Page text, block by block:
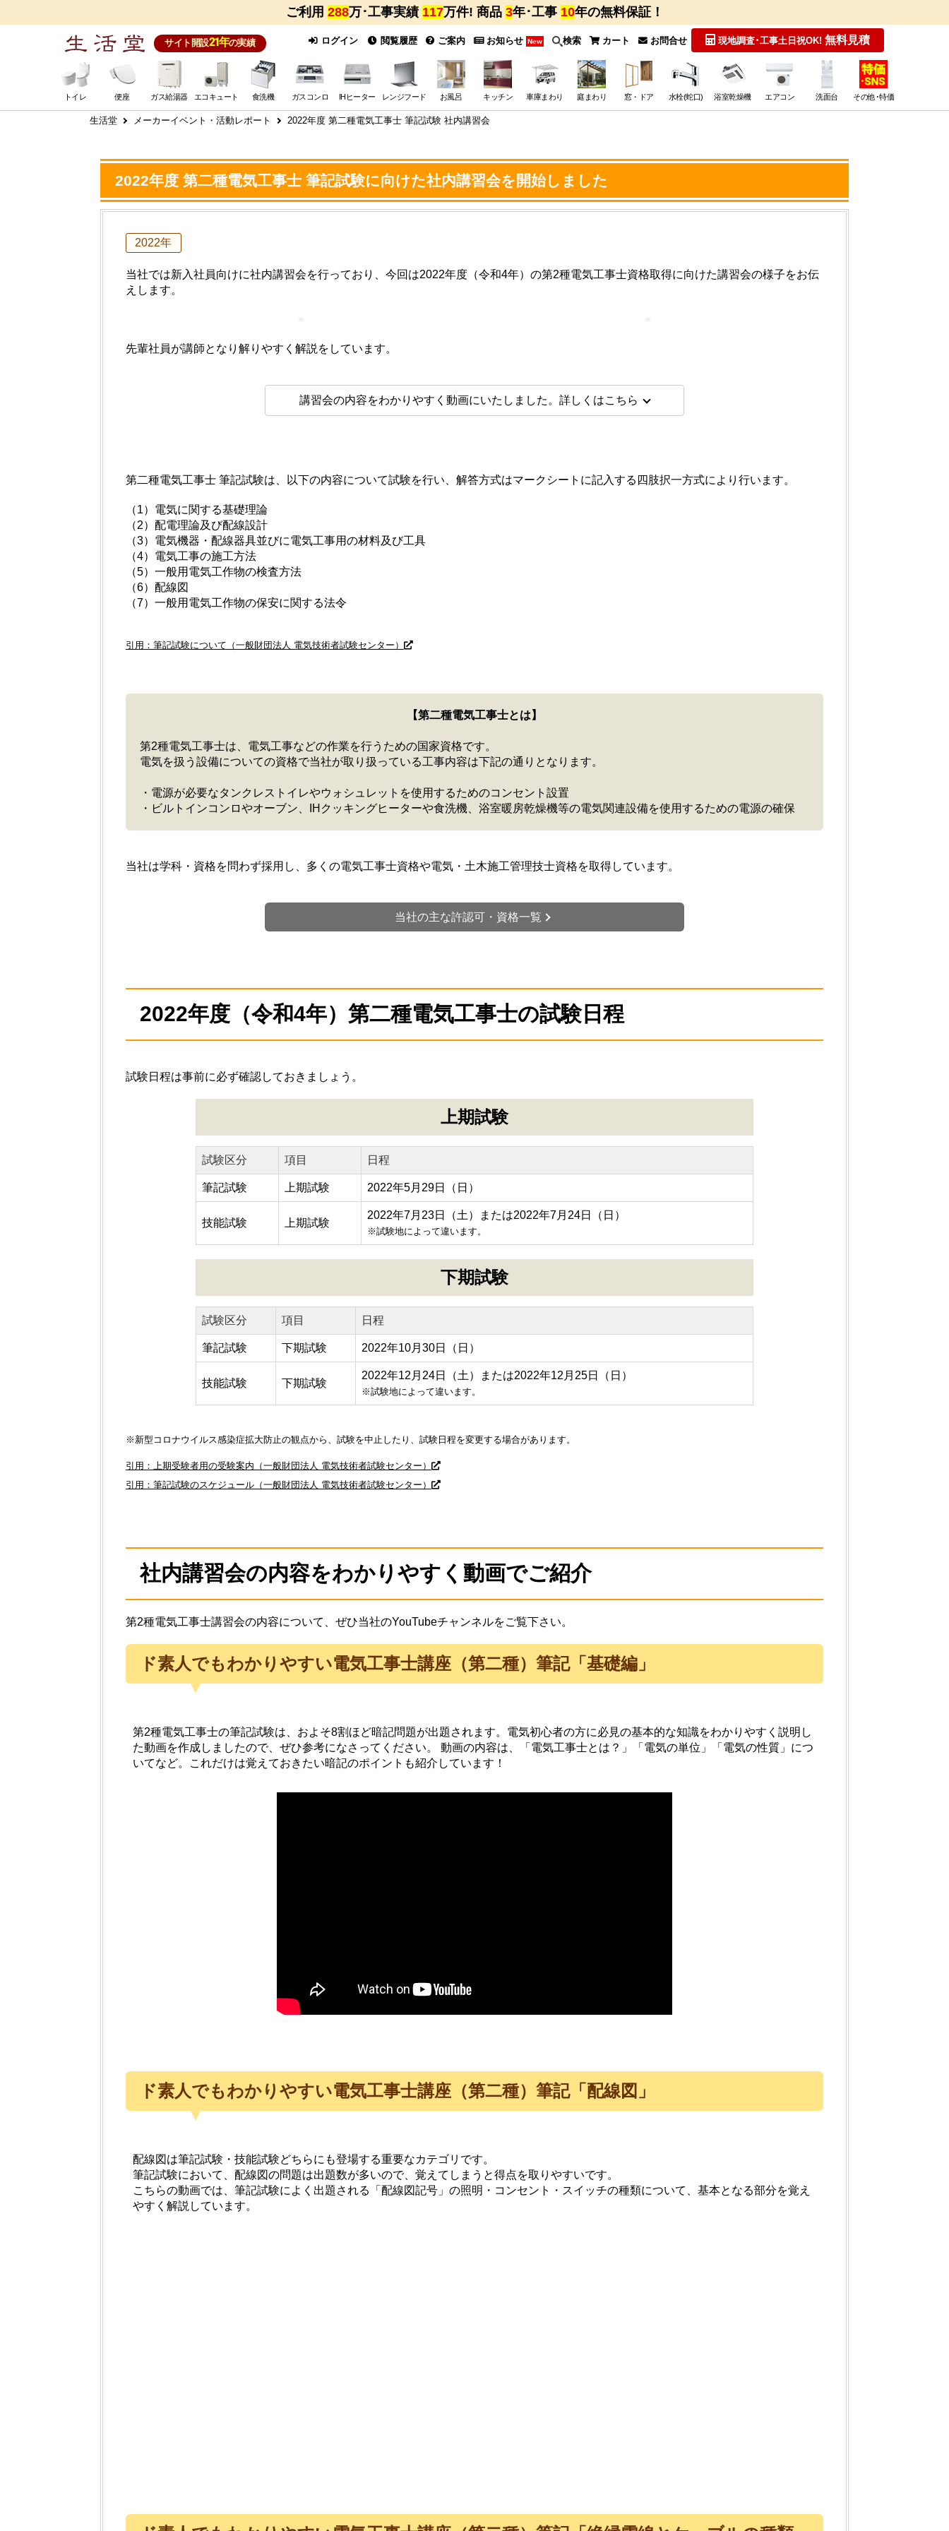
ご利用 288万･工事実績 117万件! 商品 3年･工事 10年の無料保証！
サイト開設21年の実績 ログイン 閲覧履歴 ご案内 お知らせ New 検索 カート お問合せ 現地調査･工事土日祝OK! 無料見積
トイレ 便座 ガス給湯器 エコキュート 食洗機 ガスコンロ IHヒーター レンジフード お風呂 キッチン 車庫まわり 庭まわり 窓・ドア 水栓(蛇口) 浴室乾燥機 エアコン 洗面台 その他･特価
生活堂 メーカーイベント・活動レポート 2022年度 第二種電気工事士 筆記試験 社内講習会
2022年度 第二種電気工事士 筆記試験に向けた社内講習会を開始しました
2022年
当社では新入社員向けに社内講習会を行っており、今回は2022年度（令和4年）の第2種電気工事士資格取得に向けた講習会の様子をお伝
えします。
先輩社員が講師となり解りやすく解説をしています。
講習会の内容をわかりやすく動画にいたしました。詳しくはこちら
第二種電気工事士 筆記試験は、以下の内容について試験を行い、解答方式はマークシートに記入する四肢択一方式により行います。
（1）電気に関する基礎理論
（2）配電理論及び配線設計
（3）電気機器・配線器具並びに電気工事用の材料及び工具
（4）電気工事の施工方法
（5）一般用電気工作物の検査方法
（6）配線図
（7）一般用電気工作物の保安に関する法令
引用：筆記試験について（一般財団法人 電気技術者試験センター）
【第二種電気工事士とは】
第2種電気工事士は、電気工事などの作業を行うための国家資格です。
電気を扱う設備についての資格で当社が取り扱っている工事内容は下記の通りとなります。
・電源が必要なタンクレストイレやウォシュレットを使用するためのコンセント設置
・ビルトインコンロやオーブン、IHクッキングヒーターや食洗機、浴室暖房乾燥機等の電気関連設備を使用するための電源の確保
当社は学科・資格を問わず採用し、多くの電気工事士資格や電気・土木施工管理技士資格を取得しています。
当社の主な許認可・資格一覧
2022年度（令和4年）第二種電気工事士の試験日程
試験日程は事前に必ず確認しておきましょう。
上期試験
試験区分 項目 日程
筆記試験 上期試験 2022年5月29日（日）
技能試験 上期試験
2022年7月23日（土）または2022年7月24日（日）
※試験地によって違います。
下期試験
試験区分 項目 日程
筆記試験 下期試験 2022年10月30日（日）
技能試験 下期試験
2022年12月24日（土）または2022年12月25日（日）
※試験地によって違います。
※新型コロナウイルス感染症拡大防止の観点から、試験を中止したり、試験日程を変更する場合があります。
引用：上期受験者用の受験案内（一般財団法人 電気技術者試験センター）
引用：筆記試験のスケジュール（一般財団法人 電気技術者試験センター）
社内講習会の内容をわかりやすく動画でご紹介
第2種電気工事士講習会の内容について、ぜひ当社のYouTubeチャンネルをご覧下さい。
ド素人でもわかりやすい電気工事士講座（第二種）筆記「基礎編」
第2種電気工事士の筆記試験は、およそ8割ほど暗記問題が出題されます。電気初心者の方に必見の基本的な知識をわかりやすく説明し
た動画を作成しましたので、ぜひ参考になさってください。 動画の内容は、「電気工事士とは？」「電気の単位」「電気の性質」につ
いてなど。これだけは覚えておきたい暗記のポイントも紹介しています！
ド素人でもわかりやすい電気工事士講座（第二種）筆記「配線図」
配線図は筆記試験・技能試験どちらにも登場する重要なカテゴリです。
筆記試験において、配線図の問題は出題数が多いので、覚えてしまうと得点を取りやすいです。
こちらの動画では、筆記試験によく出題される「配線図記号」の照明・コンセント・スイッチの種類について、基本となる部分を覚え
やすく解説しています。